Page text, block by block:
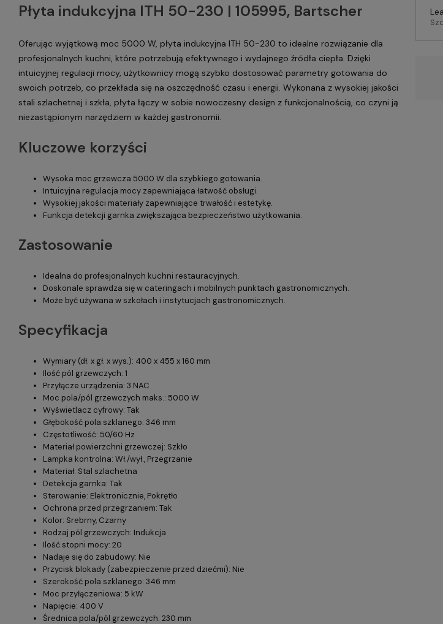
Płyta indukcyjna ITH 50-230 | 105995, Bartscher
Oferując wyjątkową moc 5000 W, płyta indukcyjna ITH 50-230 to idealne rozwiązanie dla
profesjonalnych kuchni, które potrzebują efektywnego i wydajnego źródła ciepła. Dzięki
intuicyjnej regulacji mocy, użytkownicy mogą szybko dostosować parametry gotowania do
swoich potrzeb, co przekłada się na oszczędność czasu i energii. Wykonana z wysokiej jakości
stali szlachetnej i szkła, płyta łączy w sobie nowoczesny design z funkcjonalnością, co czyni ją
niezastąpionym narzędziem w każdej gastronomii.
Kluczowe korzyści
Wysoka moc grzewcza 5000 W dla szybkiego gotowania.
Intuicyjna regulacja mocy zapewniająca łatwość obsługi.
Wysokiej jakości materiały zapewniające trwałość i estetykę.
Funkcja detekcji garnka zwiększająca bezpieczeństwo użytkowania.
Zastosowanie
Idealna do profesjonalnych kuchni restauracyjnych.
Doskonale sprawdza się w cateringach i mobilnych punktach gastronomicznych.
Może być używana w szkołach i instytucjach gastronomicznych.
Specyfikacja
Wymiary (dł. x gł. x wys.): 400 x 455 x 160 mm
Ilość pól grzewczych: 1
Przyłącze urządzenia: 3 NAC
Moc pola/pól grzewczych maks.: 5000 W
Wyświetlacz cyfrowy: Tak
Głębokość pola szklanego: 346 mm
Częstotliwość: 50/60 Hz
Materiał powierzchni grzewczej: Szkło
Lampka kontrolna: Wł./wył., Przegrzanie
Materiał: Stal szlachetna
Detekcja garnka: Tak
Sterowanie: Elektronicznie, Pokrętło
Ochrona przed przegrzaniem: Tak
Kolor: Srebrny, Czarny
Rodzaj pól grzewczych: Indukcja
Ilość stopni mocy: 20
Nadaje się do zabudowy: Nie
Przycisk blokady (zabezpieczenie przed dziećmi): Nie
Szerokość pola szklanego: 346 mm
Moc przyłączeniowa: 5 kW
Napięcie: 400 V
Średnica pola/pól grzewczych: 230 mm